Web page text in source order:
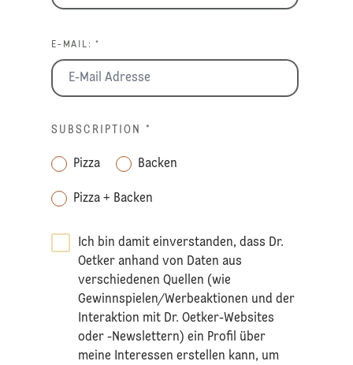
E-MAIL: *
SUBSCRIPTION *
Pizza Backen
Pizza + Backen
Ich bin damit einverstanden, dass Dr.
Oetker anhand von Daten aus
verschiedenen Quellen (wie
Gewinnspielen/Werbeaktionen und der
Interaktion mit Dr. Oetker-Websites
oder -Newslettern) ein Profil über
meine Interessen erstellen kann, um